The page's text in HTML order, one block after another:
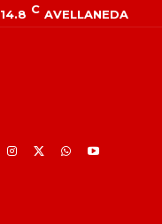
14.8 C AVELLANEDA